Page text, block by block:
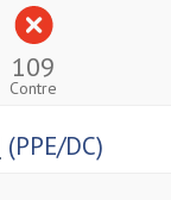
109
Contre
(PPE/DC)